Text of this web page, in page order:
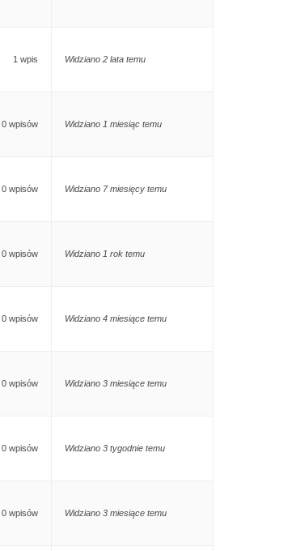
1 wpis Widziano 2 lata temu
0 wpisów Widziano 1 miesiąc temu
0 wpisów Widziano 7 miesięcy temu
0 wpisów Widziano 1 rok temu
0 wpisów Widziano 4 miesiące temu
0 wpisów Widziano 3 miesiące temu
0 wpisów Widziano 3 tygodnie temu
0 wpisów Widziano 3 miesiące temu